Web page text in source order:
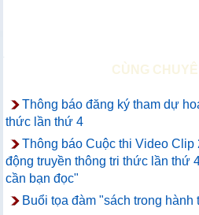
CÙNG
Thông báo đăng ký tham dự
thức lần thứ 4
Thông báo Cuộc thi Video Clip
động truyền thông tri thức lần thứ
cần bạn đọc"
Buổi tọa đàm "sách trong hành